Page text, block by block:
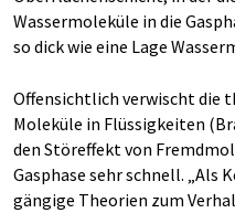
Wassermoleküle in die
so dick wie eine Lage
Offensichtlich verwischt die
Moleküle in Flüssigkeiten
den Störeffekt von
Gasphase sehr schnell.
gängige Theorien zum